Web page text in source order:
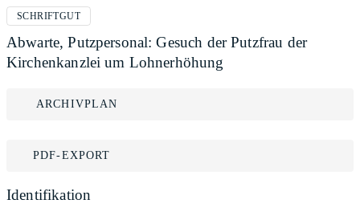
SCHRIFTGUT
Abwarte, Putzpersonal: Gesuch der Putzfrau der
Kirchenkanzlei um Lohnerhöhung
ARCHIVPLAN
PDF-EXPORT
Identifikation